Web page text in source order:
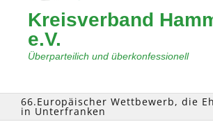
Kreisverband
e.V.
Überparteilich und überkonfessionell
66.Europäischer Wettbewerb, die
in Unterfranken